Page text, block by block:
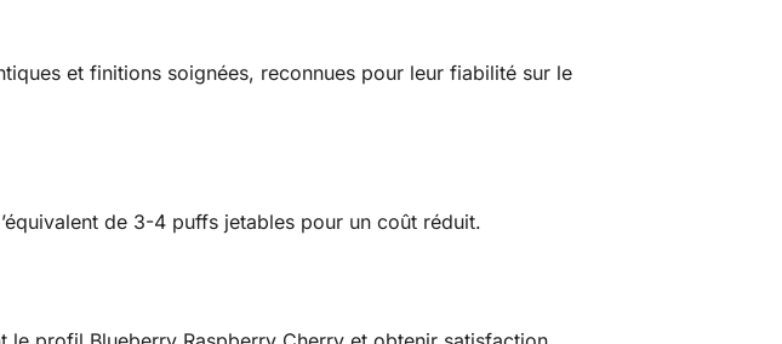
et finitions soignées, reconnues pour leur fiabilité sur le
de 3-4 puffs jetables pour un coût réduit.